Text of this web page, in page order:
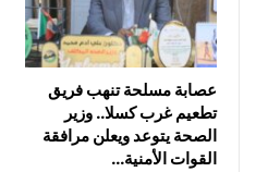
عصابة مسلحة تنهب فريق
تطعيم غرب كسلا.. وزير
الصحة يتوعد ويعلن مرافقة
القوات الأمنية…